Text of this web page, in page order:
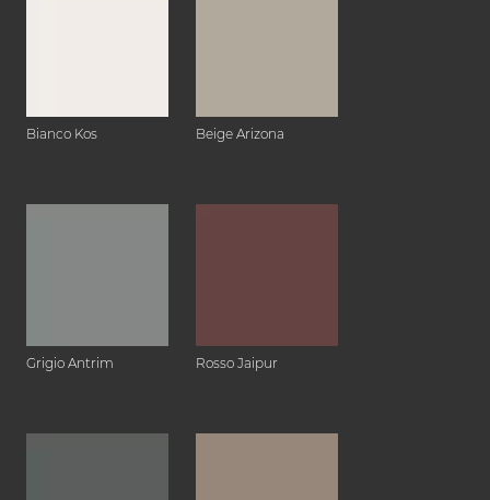
Bianco Kos Beige Arizona
Grigio Antrim Rosso Jaipur